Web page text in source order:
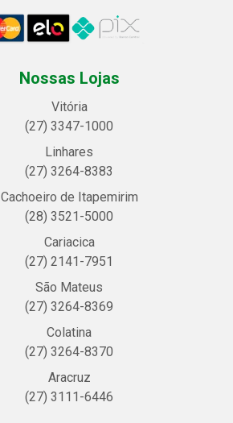
Nossas Lojas
Vitória
(27) 3347-1000
Linhares
(27) 3264-8383
Cachoeiro de Itapemirim
(28) 3521-5000
Cariacica
(27) 2141-7951
São Mateus
(27) 3264-8369
Colatina
(27) 3264-8370
Aracruz
(27) 3111-6446